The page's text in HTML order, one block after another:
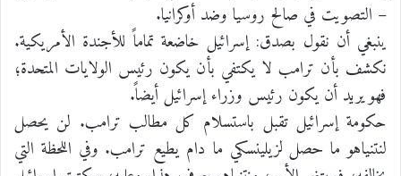
– التصويت في صالح روسيا وضد أوكرانيا.
ينبغي أن نقول بصدق: إسرائيل خاضعة تماماً للأجندة الأمريكية.
نكشف بأن ترامب لا يكتفي بأن يكون رئيس الولايات المتحدة؛
فهو يريد أن يكون رئيس وزراء إسرائيل أيضاً.
حكومة إسرائيل تقبل باستسلام كل مطالب ترامب. لن يحصل
لنتنياهو ما حصل لزيلينسكي ما دام يطيع ترامب. وفي اللحظة التي